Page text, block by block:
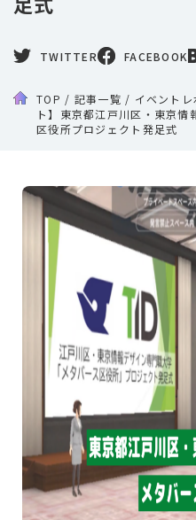
TWITTER FACEBOOK
TOP / 記事一覧 / イベントレ
ト】東京都江戸川区・東京
区役所プロジェクト発足式